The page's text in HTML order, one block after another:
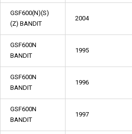
GSF600(N)(S)
(Z) BANDIT
2004
GSF600N
BANDIT
1995
GSF600N
BANDIT
1996
GSF600N
BANDIT
1997